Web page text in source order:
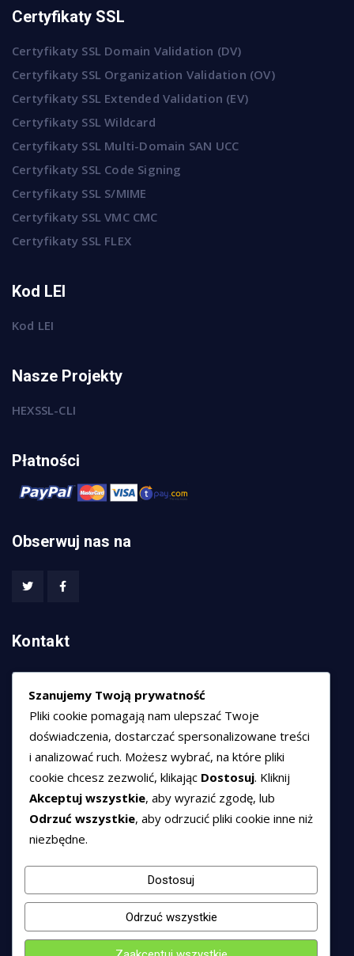
Certyfikaty SSL
Certyfikaty SSL Domain Validation (DV)
Certyfikaty SSL Organization Validation (OV)
Certyfikaty SSL Extended Validation (EV)
Certyfikaty SSL Wildcard
Certyfikaty SSL Multi-Domain SAN UCC
Certyfikaty SSL Code Signing
Certyfikaty SSL S/MIME
Certyfikaty SSL VMC CMC
Certyfikaty SSL FLEX
Kod LEI
Kod LEI
Nasze Projekty
HEXSSL-CLI
Płatności
Obserwuj nas na
Kontakt
HEXCOM NETWORKS sp. z o.o.
ul. Marsz. Józefa Piłsudskiego 74/320,
50-020 Wrocław
+48 789 594 102
sprzedaz@hexssl.pl
Dokumenty
Polityka cookies
Szanujemy Twoją prywatność
Pliki cookie pomagają nam ulepszać Twoje
doświadczenia, dostarczać spersonalizowane treści
i analizować ruch. Możesz wybrać, na które pliki
cookie chcesz zezwolić, klikając Dostosuj. Kliknij
Akceptuj wszystkie, aby wyrazić zgodę, lub
Odrzuć wszystkie, aby odrzucić pliki cookie inne niż
niezbędne.
Dostosuj
Odrzuć wszystkie